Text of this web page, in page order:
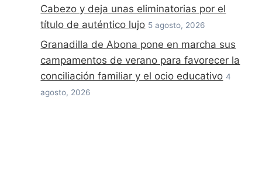
Cabezo y deja unas eliminatorias por el
título de auténtico lujo 5 agosto, 2026
Granadilla de Abona pone en marcha sus
campamentos de verano para favorecer la
conciliación familiar y el ocio educativo 4
agosto, 2026